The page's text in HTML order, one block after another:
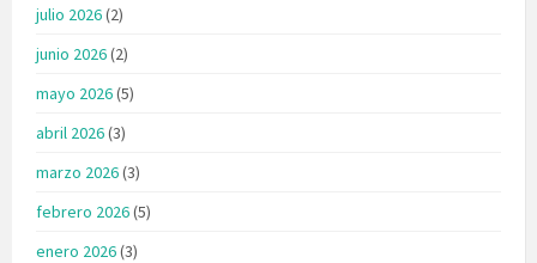
julio 2026(2)
junio 2026(2)
mayo 2026(5)
abril 2026(3)
marzo 2026(3)
febrero 2026(5)
enero 2026(3)